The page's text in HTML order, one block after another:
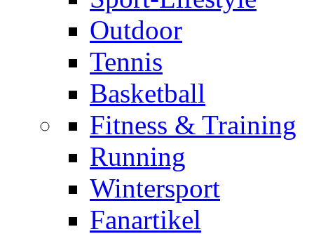
Outdoor
Tennis
Basketball
Fitness & Training
Running
Wintersport
Fanartikel